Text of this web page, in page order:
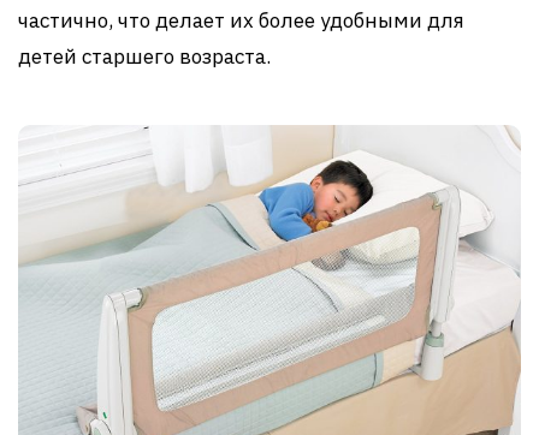
частично, что делает их более удобными для
детей старшего возраста.